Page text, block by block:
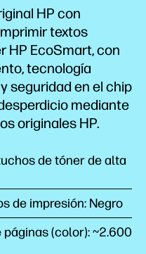
HP con
textos
HP EcoSmart,con
tecnología
seguridad en el chip
mediante
originales HP.
de tóner de alta
de impresión: Negro
(color): ~2.600